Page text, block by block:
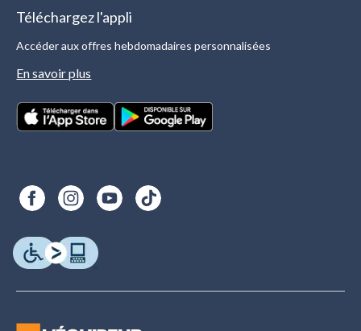
Téléchargez l'appli
Accéder aux offres hebdomadaires personnalisées
En savoir plus